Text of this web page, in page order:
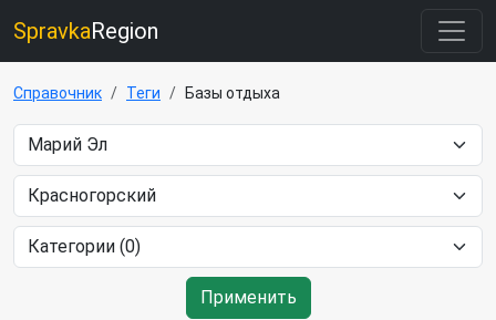
SpravkaRegion
Справочник Теги Базы отдыха
Применить